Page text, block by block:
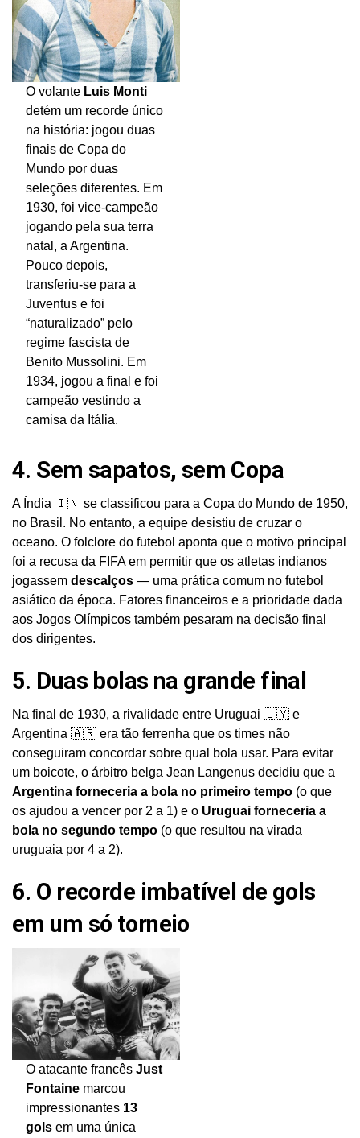
O volante Luis Monti
detém um recorde único
na história: jogou duas
finais de Copa do
Mundo por duas
seleções diferentes. Em
1930, foi vice-campeão
jogando pela sua terra
natal, a Argentina.
Pouco depois,
transferiu-se para a
Juventus e foi
“naturalizado” pelo
regime fascista de
Benito Mussolini. Em
1934, jogou a final e foi
campeão vestindo a
camisa da Itália.
4. Sem sapatos, sem Copa
A Índia 🇮🇳 se classificou para a Copa do Mundo de 1950,
no Brasil. No entanto, a equipe desistiu de cruzar o
oceano. O folclore do futebol aponta que o motivo principal
foi a recusa da FIFA em permitir que os atletas indianos
jogassem descalços — uma prática comum no futebol
asiático da época. Fatores financeiros e a prioridade dada
aos Jogos Olímpicos também pesaram na decisão final
dos dirigentes.
5. Duas bolas na grande final
Na final de 1930, a rivalidade entre Uruguai 🇺🇾 e
Argentina 🇦🇷 era tão ferrenha que os times não
conseguiram concordar sobre qual bola usar. Para evitar
um boicote, o árbitro belga Jean Langenus decidiu que a
Argentina forneceria a bola no primeiro tempo (o que
os ajudou a vencer por 2 a 1) e o Uruguai forneceria a
bola no segundo tempo (o que resultou na virada
uruguaia por 4 a 2).
6. O recorde imbatível de gols
em um só torneio
O atacante francês Just
Fontainemarcou
impressionantes 13
golsem uma única